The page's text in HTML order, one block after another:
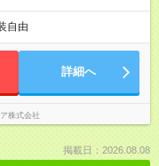
自由
詳細へ
株式会社
掲載日：2026.08.08